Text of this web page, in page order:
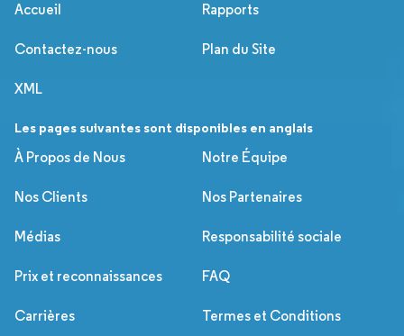
Accueil Rapports
Contactez-nous Plan du Site
XML
Les pages suivantes sont disponibles en anglais
À Propos de Nous
Notre Équipe
Nos Clients Nos Partenaires
Médias Responsabilité sociale
Prix et reconnaissances FAQ
Carrières Termes et Conditions